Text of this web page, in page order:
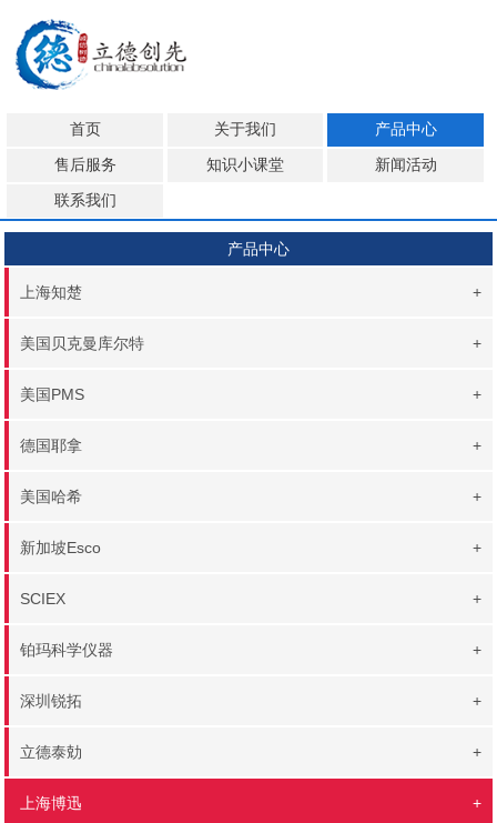
首页 关于我们 产品中心
售后服务 知识小课堂 新闻活动
联系我们
产品中心
上海知楚 +
美国贝克曼库尔特 +
美国PMS +
德国耶拿 +
美国哈希 +
新加坡Esco +
SCIEX +
铂玛科学仪器 +
深圳锐拓 +
立德泰勀 +
上海博迅 +